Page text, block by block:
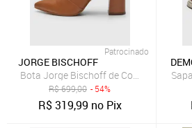
Patrocinado
JORGE BISCHOFF
Bota Jorge Bischoff de Couro Cano
R$699,00 - 54%
R$319,99 no Pix